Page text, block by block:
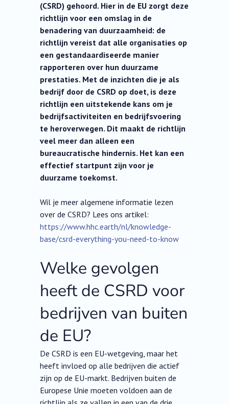
(CSRD) gehoord. Hier in de EU zorgt deze
richtlijn voor een omslag in de
benadering van duurzaamheid: de
richtlijn vereist dat alle organisaties op
een gestandaardiseerde manier
rapporteren over hun duurzame
prestaties. Met de inzichten die je als
bedrijf door de CSRD op doet, is deze
richtlijn een uitstekende kans om je
bedrijfsactiviteiten en bedrijfsvoering
te heroverwegen. Dit maakt de richtlijn
veel meer dan alleen een
bureaucratische hindernis. Het kan een
effectief startpunt zijn voor je
duurzame toekomst.
Wil je meer algemene informatie lezen
over de CSRD? Lees ons artikel:
https://www.hhc.earth/nl/knowledge-
base/csrd-everything-you-need-to-know
Welke gevolgen
heeft de CSRD voor
bedrijven van buiten
de EU?
De CSRD is een EU-wetgeving, maar het
heeft invloed op alle bedrijven die actief
zijn op de EU-markt. Bedrijven buiten de
Europese Unie moeten voldoen aan de